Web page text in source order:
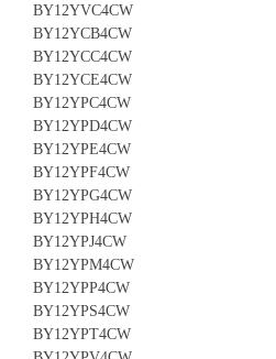
BY12YVC4CW
BY12YCB4CW
BY12YCC4CW
BY12YCE4CW
BY12YPC4CW
BY12YPD4CW
BY12YPE4CW
BY12YPF4CW
BY12YPG4CW
BY12YPH4CW
BY12YPJ4CW
BY12YPM4CW
BY12YPP4CW
BY12YPS4CW
BY12YPT4CW